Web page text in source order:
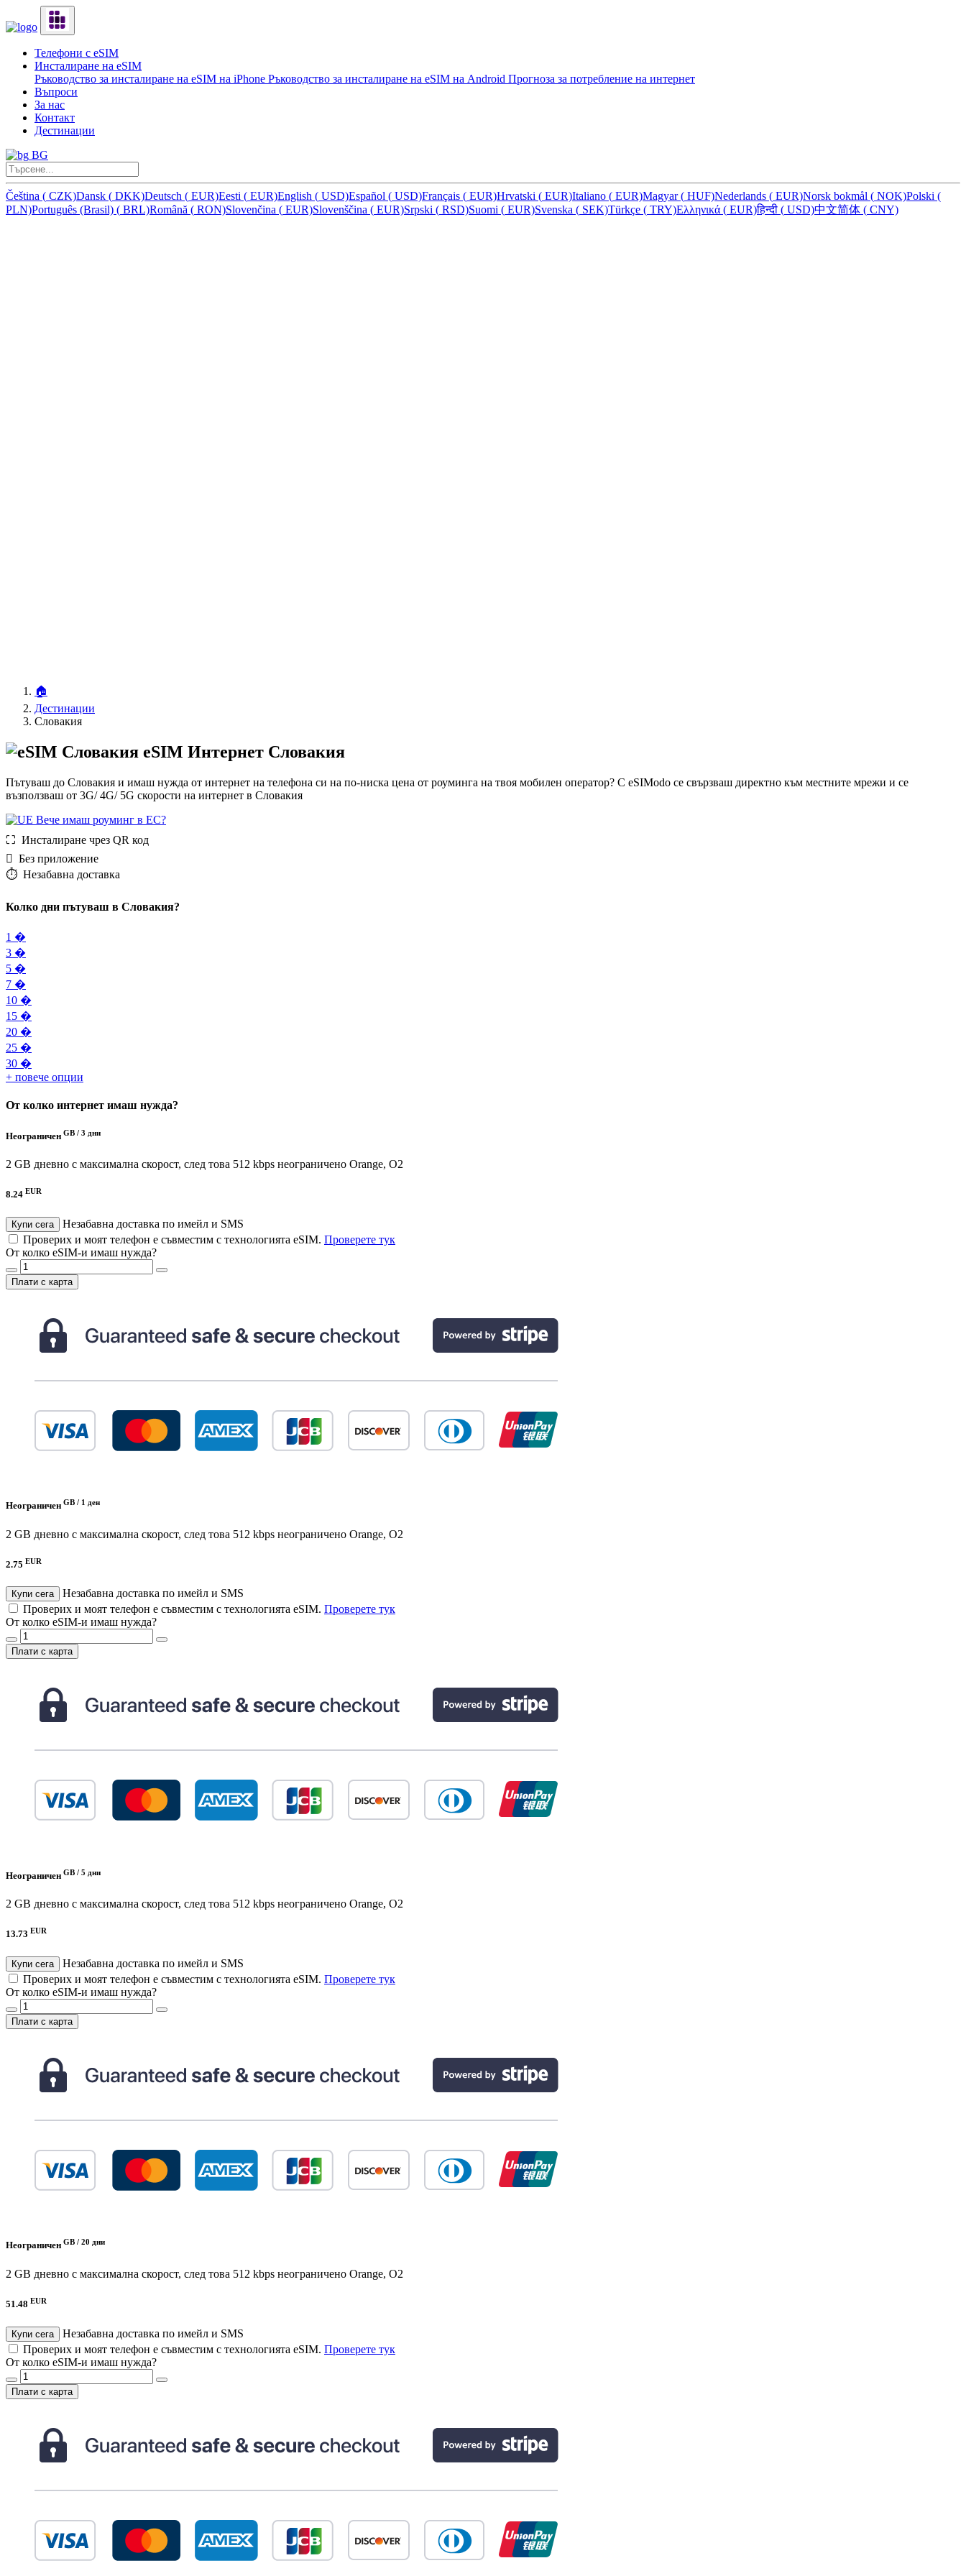
Телефони с eSIM
Инсталиране на eSIM
Ръководство за инсталиране на eSIM на iPhone Ръководство за инсталиране на eSIM на Android Прогноза за потребление на интернет
Въпроси
За нас
Контакт
Дестинации
BG
Čeština ( CZK)Dansk ( DKK)Deutsch ( EUR)Eesti ( EUR)English ( USD)Español ( USD)Français ( EUR)Hrvatski ( EUR)Italiano ( EUR)Magyar( HUF)Nederlands ( EUR)Norsk bokmål ( NOK)Polski (
PLN)Português (Brasil) ( BRL)Română ( RON)Slovenčina ( EUR)Slovenščina ( EUR)Srpski ( RSD)Suomi ( EUR)Svenska ( SEK)Türkçe ( TRY)Ελληνικά ( EUR)हिन्दी ( USD)中文简体 ( CNY)
🏠
Дестинации
Словакия
eSIM Интернет Словакия
Пътуваш до Словакия и имаш нужда от интернет на телефона си на по-ниска цена от роуминга на твоя мобилен оператор? С eSIModo се свързваш директно към местните мрежи и се
възползваш от 3G/ 4G/ 5G скорости на интернет в Словакия
Вече имаш роуминг в ЕС?
⛶️️ Инсталиране чрез QR код
️ Без приложение
⏱️️ Незабавна доставка
Колко дни пътуваш в Словакия?
1 �
3 �
5 �
7 �
10 �
15 �
20 �
25 �
30 �
+ повече опции
От колко интернет имаш нужда?
Неограничен GB / 3 дни
2 GB дневно с максимална скорост, след това 512 kbps неограничено Orange, O2
8.24 EUR
Купи сега
Незабавна доставка по имейл и SMS
Проверих и моят телефон е съвместим с технологията eSIM. Проверете тук
От колко eSIM-и имаш нужда?
Плати с карта
Неограничен GB / 1 ден
2 GB дневно с максимална скорост, след това 512 kbps неограничено Orange, O2
2.75 EUR
Купи сега
Незабавна доставка по имейл и SMS
Проверих и моят телефон е съвместим с технологията eSIM. Проверете тук
От колко eSIM-и имаш нужда?
Плати с карта
Неограничен GB / 5 дни
2 GB дневно с максимална скорост, след това 512 kbps неограничено Orange, O2
13.73 EUR
Купи сега
Незабавна доставка по имейл и SMS
Проверих и моят телефон е съвместим с технологията eSIM. Проверете тук
От колко eSIM-и имаш нужда?
Плати с карта
Неограничен GB / 20 дни
2 GB дневно с максимална скорост, след това 512 kbps неограничено Orange, O2
51.48 EUR
Купи сега
Незабавна доставка по имейл и SMS
Проверих и моят телефон е съвместим с технологията eSIM. Проверете тук
От колко eSIM-и имаш нужда?
Плати с карта